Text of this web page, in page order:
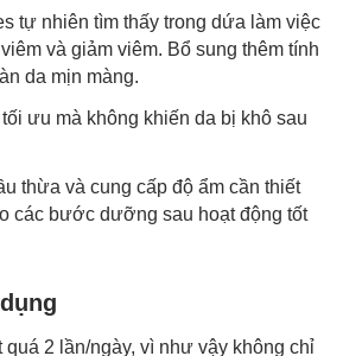
tự nhiên tìm thấy trong dứa làm việc
và giảm viêm. Bổ sung thêm tính
da mịn màng.
ưu mà không khiến da bị khô sau
thừa và cung cấp độ ẩm cần thiết
các bước dưỡng sau hoạt động tốt
quá 2 lần/ngày, vì như vậy không chỉ